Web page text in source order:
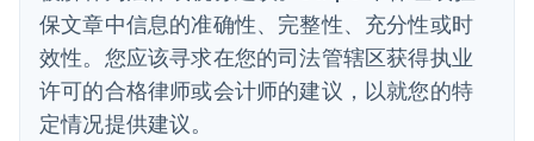
保文章中信息的准确性、完整性、充分性或时
效性。您应该寻求在您的司法管辖区获得执业
许可的合格律师或会计师的建议，以就您的特
定情况提供建议。
English
德国
DeutschEnglish
法国
FrançaisEnglish
芬兰